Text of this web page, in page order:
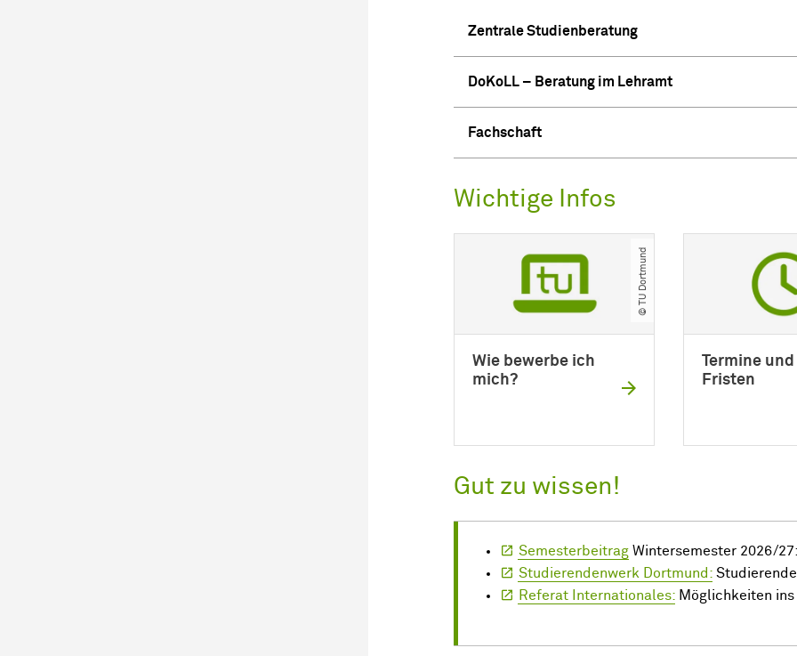
Zentrale Studienberatung
DoKoLL – Beratung im Lehramt
Fachschaft
Wichtige Infos
© TU Dortmund
Wie bewerbe ich
mich?
Termine und
Fristen
Gut zu wissen!
Semesterbeitrag Wintersemester 2026/
Studierendenwerk Dortmund:
Referat Internationales: Möglichkeiten